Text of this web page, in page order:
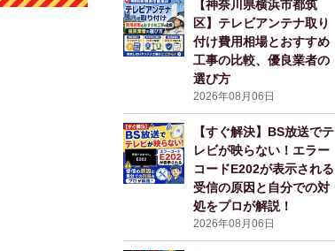
【神奈川県横浜市都筑
区】テレビアンテナ取り
付け費用相場とおすすめ
工事の比較、優良業者の
選び方
2026年08月06日
【すぐ解決】BS放送でテ
レビが映らない！エラー
コードE202が表示される
受信の原因と自分での対
処をプロが解説！
2026年08月06日